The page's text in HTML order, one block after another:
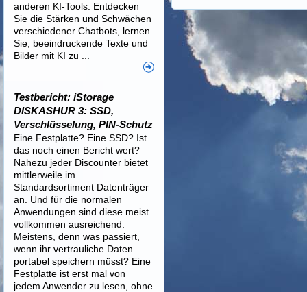
anderen KI-Tools: Entdecken
Sie die Stärken und Schwächen
verschiedener Chatbots, lernen
Sie, beeindruckende Texte und
Bilder mit KI zu ...
Testbericht: iStorage
DISKASHUR 3: SSD,
Verschlüsselung, PIN-Schutz
Eine Festplatte? Eine SSD? Ist
das noch einen Bericht wert?
Nahezu jeder Discounter bietet
mittlerweile im
Standardsortiment Datenträger
an. Und für die normalen
Anwendungen sind diese meist
vollkommen ausreichend.
Meistens, denn was passiert,
wenn ihr vertrauliche Daten
portabel speichern müsst? Eine
Festplatte ist erst mal von
jedem Anwender zu lesen, ohne